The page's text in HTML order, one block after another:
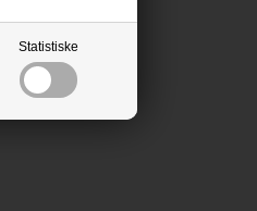
Statistiske